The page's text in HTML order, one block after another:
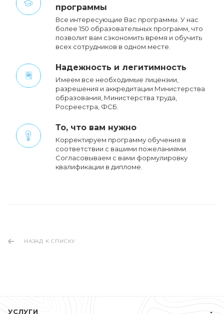
программы
Все интересующие Вас программы. У нас
более 150 образовательных программ, что
позволит вам сэкономить время и обучить
всех сотрудников в одном месте.
Надежность и легитимность
Имеем все необходимые лицензии,
разрешения и аккредитации Министерства
образования, Министерства труда,
Росреестра, ФСБ.
То, что вам нужно
Корректируем программу обучения в
соответствии с вашими пожеланиями.
Cогласовываем с вами формулировку
квалификации в дипломе.
НАЗАД К СПИСКУ
УСЛУГИ